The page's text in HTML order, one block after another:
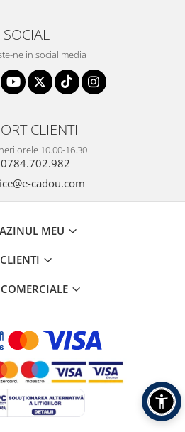
SOCIAL
ne in social media
CLIENTI
orele 10.00-16.30
0784.702.982
cadou.com
MEU
CLIENTI